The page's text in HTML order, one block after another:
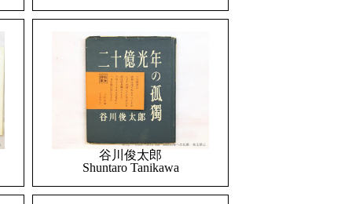
谷川俊太郎
Shuntaro Tanikawa